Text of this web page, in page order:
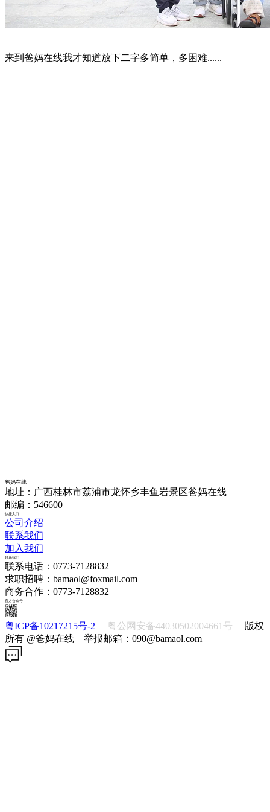
来到爸妈在线我才知道放下二字多简单，多困难......
爸妈在线
地址：广西桂林市荔浦市龙怀乡丰鱼岩景区爸妈在线
邮编：546600
快捷入口
公司介绍
联系我们
加入我们
联系我们
联系电话：0773-7128832
求职招聘：bamaol@foxmail.com
商务合作：0773-7128832
官方公众号
粤ICP备10217215号-2 粤公网安备44030502004661号 版权
所有 @爸妈在线 举报邮箱：090@bamaol.com